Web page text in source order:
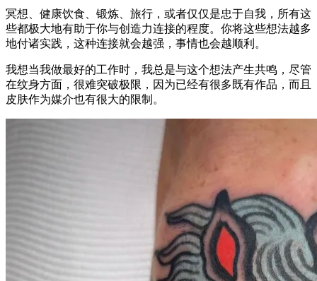
冥想、健康饮食、锻炼、旅行，或者仅仅是忠于自我，所有这
些都极大地有助于你与创造力连接的程度。你将这些想法越多
地付诸实践，这种连接就会越强，事情也会越顺利。
我想当我做最好的工作时，我总是与这个想法产生共鸣，尽管
在纹身方面，很难突破极限，因为已经有很多既有作品，而且
皮肤作为媒介也有很大的限制。